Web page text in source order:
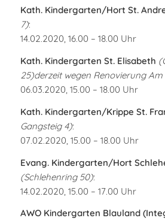
Kath. Kindergarten/Hort St.
7):
14.02.2020, 16.00 – 18.00 Uhr
Kath. Kindergarten St. Elisabeth
25)derzeit wegen Renovierung
06.03.2020, 15.00 – 18.00 Uhr
Kath. Kindergarten/Krippe St.
Gangsteig 4):
07.02.2020, 15.00 – 18.00 Uhr
Evang. Kindergarten/Hort
(Schlehenring 50):
14.02.2020, 15.00 – 17.00 Uhr
AWO Kindergarten Blauland